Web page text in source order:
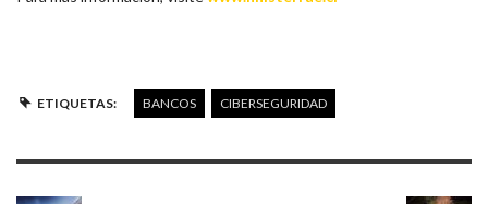
ETIQUETAS: BANCOS CIBERSEGURIDAD